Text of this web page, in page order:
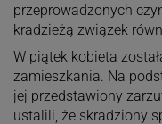
przeprowadzonych
kradzieżą związek
W piątek kobieta
zamieszkania. Na
jej przedstawiony
ustalili, że skradziony